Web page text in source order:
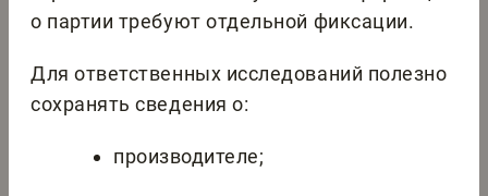
о партии требуют отдельной фиксации.
Для ответственных исследований полезно
сохранять сведения о:
производителе;